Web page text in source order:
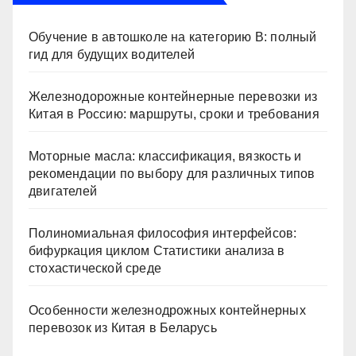
Обучение в автошколе на категорию В: полный
гид для будущих водителей
Железнодорожные контейнерные перевозки из
Китая в Россию: маршруты, сроки и требования
Моторные масла: классификация, вязкость и
рекомендации по выбору для различных типов
двигателей
Полиномиальная философия интерфейсов:
бифуркация циклом Статистики анализа в
стохастической среде
Особенности железнодрожных контейнерных
перевозок из Китая в Беларусь